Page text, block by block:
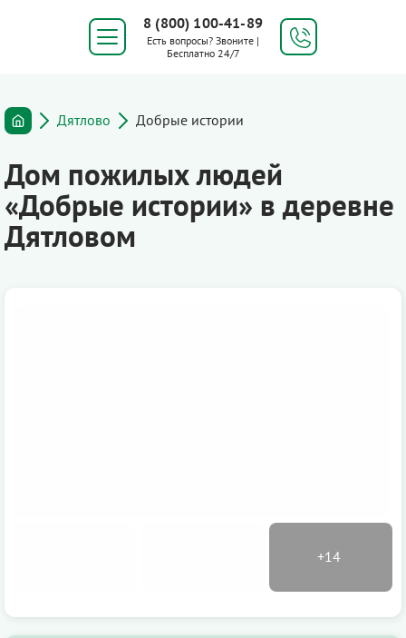
8 (800) 100-41-89
Есть вопросы? Звоните |
Бесплатно 24/7
Дятлово Добрые истории
Дом пожилых людей
«Добрые истории» в деревне
Дятловом